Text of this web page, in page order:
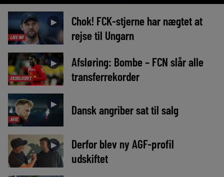
LIGE NU
►
Chok! FCK-stjerne har nægtet at
rejse til Ungarn
EKSKLUSIVT
►
Afsløring: Bombe – FCN slår alle
transferrekorder
AVIS
► Dansk angriber sat til salg
►
Derfor blev ny AGF-profil
udskiftet